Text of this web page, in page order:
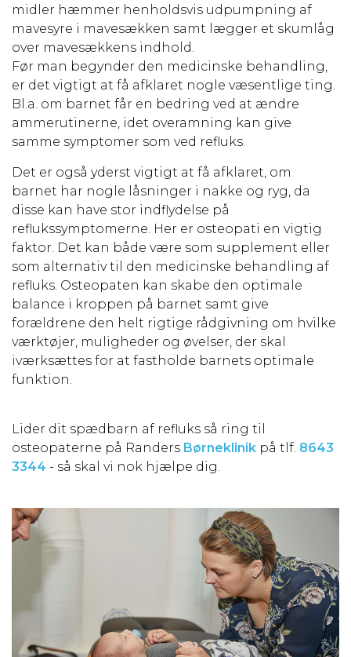
midler hæmmer henholdsvis udpumpning af
mavesyre i mavesækken samt lægger et skumlåg
over mavesækkens indhold.
Før man begynder den medicinske behandling,
er det vigtigt at få afklaret nogle væsentlige ting.
Bl.a. om barnet får en bedring ved at ændre
ammerutinerne, idet overamning kan give
samme symptomer som ved refluks.
Det er også yderst vigtigt at få afklaret, om
barnet har nogle låsninger i nakke og ryg, da
disse kan have stor indflydelse på
reflukssymptomerne. Her er osteopati en vigtig
faktor. Det kan både være som supplement eller
som alternativ til den medicinske behandling af
refluks. Osteopaten kan skabe den optimale
balance i kroppen på barnet samt give
forældrene den helt rigtige rådgivning om hvilke
værktøjer, muligheder og øvelser, der skal
iværksættes for at fastholde barnets optimale
funktion.
Lider dit spædbarn af refluks så ring til
osteopaterne på Randers Børneklinik på tlf. 8643
3344 - så skal vi nok hjælpe dig.